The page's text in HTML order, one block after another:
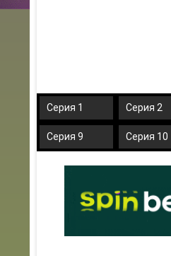
Серия 1 Серия 2
Серия 9 Серия 10